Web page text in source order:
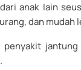
anak lain
dan mudah
penyakit